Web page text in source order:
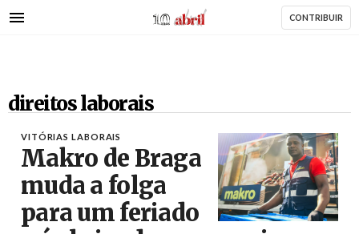
para
AbrilAbril CONTRIBUIR
direitos laborais
VITÓRIAS LABORAIS
Makro de Braga
muda a folga
para um feriado